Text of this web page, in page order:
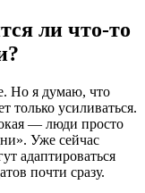
ли что-то
Но я думаю, что
только усиливаться.
— люди просто
Уже сейчас
адаптироваться
почти сразу.